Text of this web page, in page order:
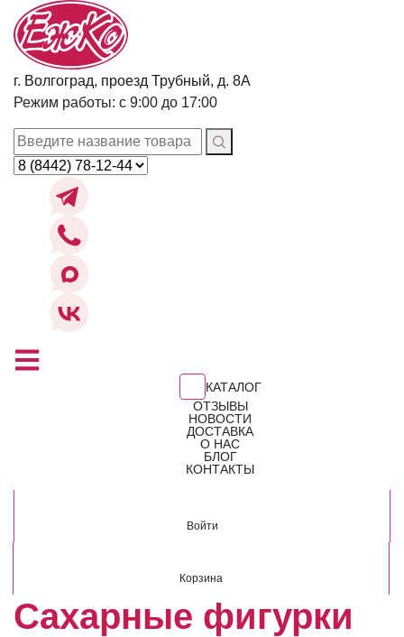
г. Волгоград, проезд Трубный, д. 8А
Режим работы: с 9:00 до 17:00
КАТАЛОГ
ОТЗЫВЫ
НОВОСТИ
ДОСТАВКА
О НАС
БЛОГ
КОНТАКТЫ
Войти
Корзина
Сахарные фигурки